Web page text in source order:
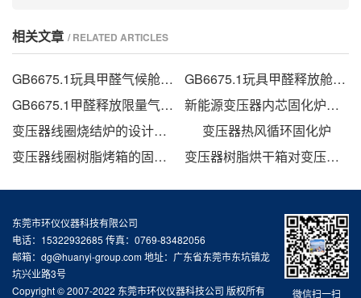
相关文章 / RELATED ARTICLES
GB6675.1玩具甲醛气候舱的甲醛检测方法
GB6675.1玩具甲醛释放舱技术要求
GB6675.1甲醛释放限量气候箱
新能源变压器内芯固化炉的技术方案
变压器线圈烧结炉的设计方法
变压器热风循环固化炉
变压器线圈树脂烤箱的固化时间与温度的影响
变压器树脂烘干箱对变压器的固化处理方法
微信扫一扫
东莞市环仪仪器科技有限公司
电话：15322932685 传真：0769-83482056
邮箱：dg@huanyi-group.com 地址：广东省东莞市东坑镇龙
坑兴业路3号
Copyright © 2007-2022 东莞市环仪仪器科技公司 版权所有